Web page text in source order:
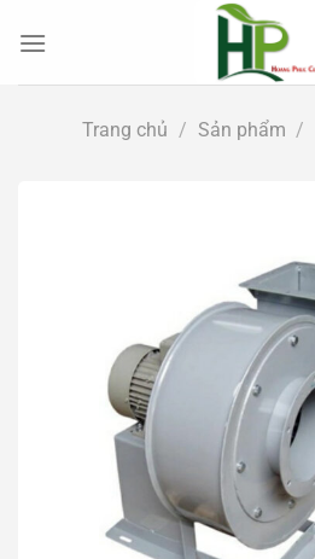
đến
Trang chủ / Sản phẩm /